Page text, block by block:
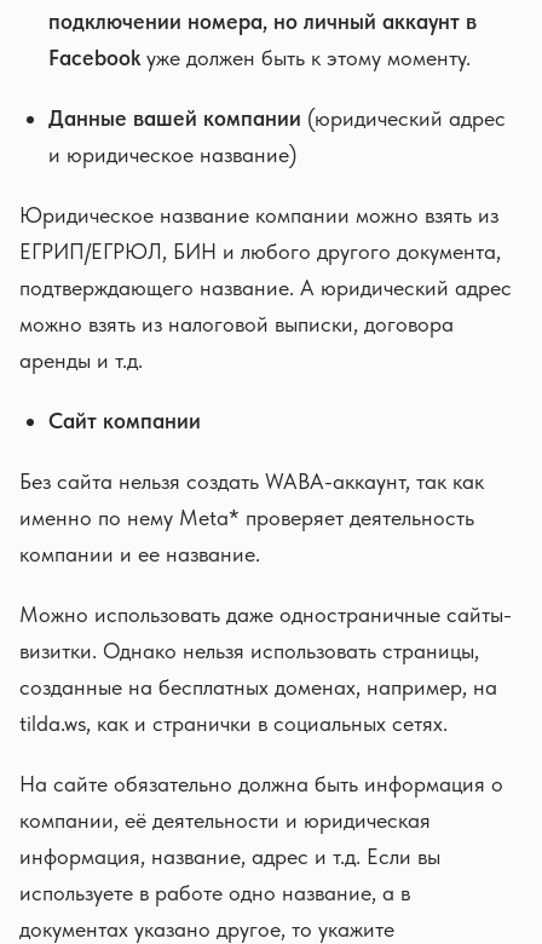
подключении номера, но личный аккаунт в
Facebook уже должен быть к этому моменту.
Данные вашей компании (юридический адрес
и юридическое название)
Юридическое название компании можно взять из
ЕГРИП/ЕГРЮЛ, БИН и любого другого документа,
подтверждающего название. А юридический адрес
можно взять из налоговой выписки, договора
аренды и т.д.
Сайт компании
Без сайта нельзя создать WABA-аккаунт, так как
именно по нему Meta* проверяет деятельность
компании и ее название.
Можно использовать даже одностраничные сайты-
визитки. Однако нельзя использовать страницы,
созданные на бесплатных доменах, например, на
tilda.ws, как и странички в социальных сетях.
На сайте обязательно должна быть информация о
компании, её деятельности и юридическая
информация, название, адрес и т.д. Если вы
используете в работе одно название, а в
документах указано другое, то укажите